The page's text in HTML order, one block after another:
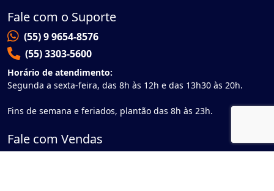
Fale com o Suporte
(55) 9 9654-8576
(55) 3303-5600
Horário de atendimento:
Segunda a sexta-feira, das 8h às 12h e das 13h30 às 20h.
Fins de semana e feriados, plantão das 8h às 23h.
Fale com Vendas